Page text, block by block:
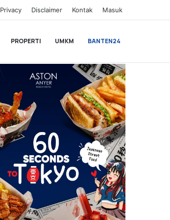
Privacy Disclaimer Kontak Masuk
PROPERTI UMKM BANTEN24